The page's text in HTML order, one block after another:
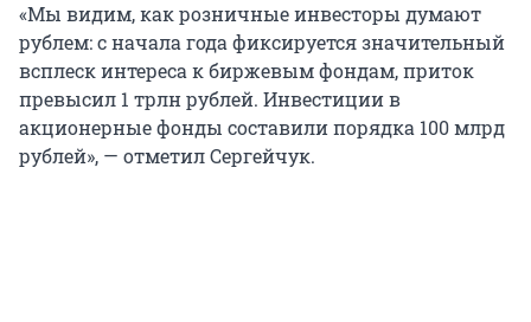
«Мы видим, как розничные инвесторы думают
рублем: с начала года фиксируется значительный
всплеск интереса к биржевым фондам, приток
превысил 1 трлн рублей. Инвестиции в
акционерные фонды составили порядка 100 млрд
рублей», — отметил Сергейчук.